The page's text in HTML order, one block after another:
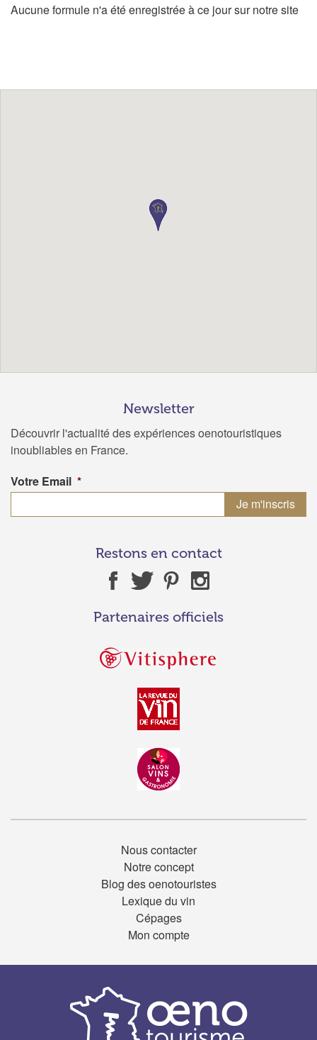
Aucune formule n'a été enregistrée à ce jour sur notre site
Newsletter
Découvrir l'actualité des expériences oenotouristiques
inoubliables en France.
Votre Email *
Restons en contact
Partenaires officiels
Nous contacter
Notre concept
Blog des oenotouristes
Lexique du vin
Cépages
Mon compte